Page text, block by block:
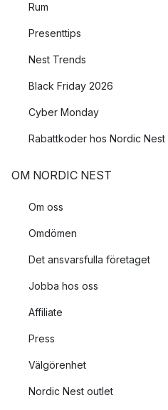
Rum
Presenttips
Nest Trends
Black Friday 2026
Cyber Monday
Rabattkoder hos Nordic Nest
OM NORDIC NEST
Om oss
Omdömen
Det ansvarsfulla företaget
Jobba hos oss
Affiliate
Press
Välgörenhet
Nordic Nest outlet